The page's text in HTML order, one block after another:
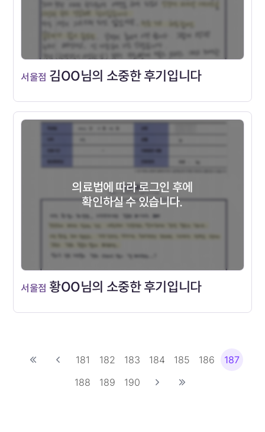
서울점 김OO님의 소중한 후기입니다
의료법에 따라 로그인 후에
확인하실 수 있습니다.
서울점 황OO님의 소중한 후기입니다
181 182 183 184 185 186
187
188
189 190